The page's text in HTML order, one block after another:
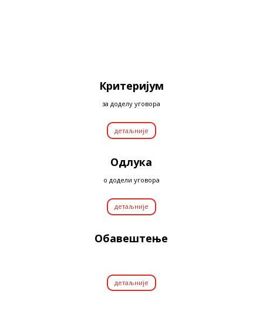
Критеријум
за доделу уговора
детаљније
Одлука
о додели уговора
детаљније
Обавештење
детаљније